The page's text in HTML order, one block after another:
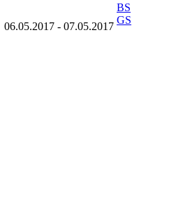
06.05.2017 - 07.05.2017
BS
GS